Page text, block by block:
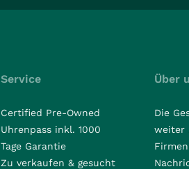
Service
Certified Pre-Owned
Uhrenpass inkl. 1000
Tage Garantie
Zu verkaufen & gesucht
Über
Die
weiter